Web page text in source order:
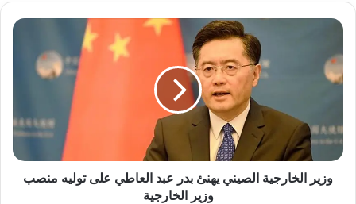
وزير
الصيني
يهنئ
العاطي
على
توليه
منصب
وزير الخارجية الصيني يهنئ بدر عبد العاطي على توليه منصب
وزير الخارجية